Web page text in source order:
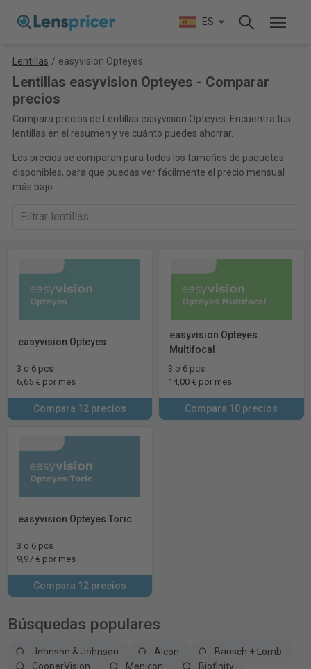
ES
Lentillas / easyvision Opteyes
Lentillas easyvision Opteyes - Comparar
precios
Compara precios de Lentillas easyvision Opteyes. Encuentra tus
lentillas en el resumen y ve cuánto puedes ahorrar.
Los precios se comparan para todos los tamaños de paquetes
disponibles, para que puedas ver fácilmente el precio mensual
más bajo.
easyvision Opteyes
3 o 6 pcs
6,65 € por mes
Compara 12 precios
easyvision Opteyes
Multifocal
3 o 6 pcs
14,00 € por mes
Compara 10 precios
easyvision Opteyes Toric
3 o 6 pcs
9,97 € por mes
Compara 12 precios
Búsquedas populares
Johnson & Johnson Alcon
Bausch + Lomb
CooperVision
Menicon
Biofinity